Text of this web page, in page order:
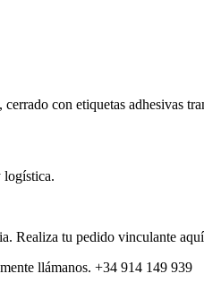
con etiquetas adhesivas
logística.
Realiza tu pedido vinculante
llámanos. +34 914 149 939